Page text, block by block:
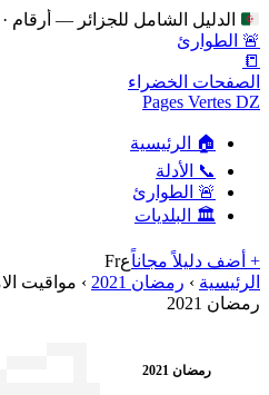
الدليل الشامل للجزائر — أرقام
🚨 الطوارئ
📒
الصفحات الخضراء
Pages Vertes DZ
🏠 الرئيسية
📞 الأدلة
🚨 الطوارئ
🏛️ البلديات
+ أضف دليلاً مجاناًعFr
الرئيسية › رمضان 2021 › مواقيت
رمضان 2021
رمضان 2021